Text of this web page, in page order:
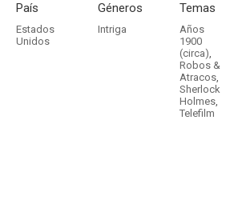
País
Estados
Unidos
Géneros
Intriga
Temas
Años
1900
(circa),
Robos &
Atracos,
Sherlock
Holmes,
Telefilm